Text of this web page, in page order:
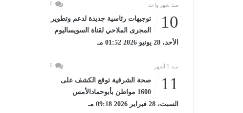
منذ شهر واحد 0
10
توجيهات رئاسية جديدة لدعم وتطوير
المجرى الملاحي لقناة السويساليوم
الأحد، 28 يونيو 2026 01:52 مـ
منذ 5 أشهر 0
11
صحة الشرقية توقع الكشف على
1600 مواطن بأبوحمادالأمس
السبت، 28 فبراير 2026 09:18 مـ